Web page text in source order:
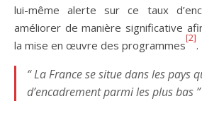
lui-même alerte sur ce taux
améliorer de manière significative
la mise en œuvre des programmes
[2]
.
“ La France se situe dans les pays
d’encadrement parmi les plus bas ”